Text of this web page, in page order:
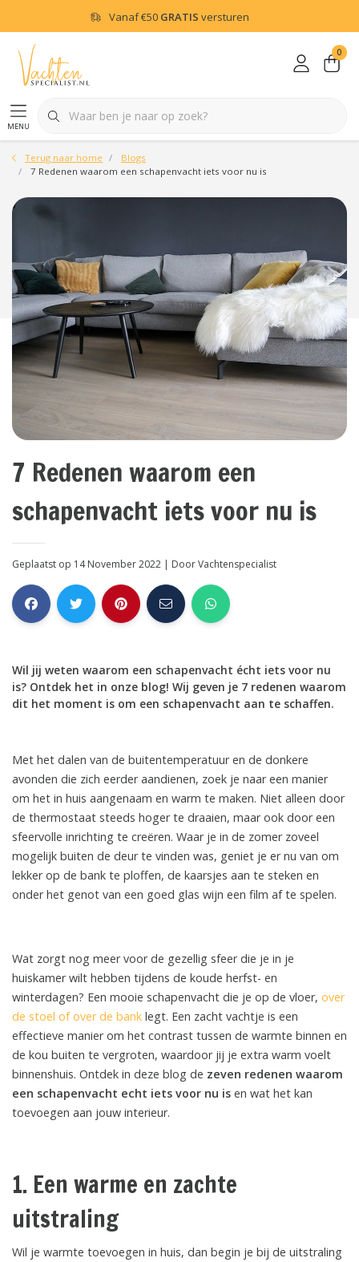
Vanaf€50 GRATIS versturen
menu
0
Terug naar home
Blogs
7 Redenen waarom een schapenvacht iets voor nu is
7 Redenen waarom een
schapenvacht iets voor nu is
Geplaatst op 14 November 2022 | DoorVachtenspecialist
Wil jij weten waarom een schapenvacht écht iets voor nu
is? Ontdek het in onze blog! Wij geven je 7 redenen waarom
dit het moment is om een schapenvacht aan te schaffen.
Met het dalen van de buitentemperatuur en de donkere
avonden die zich eerder aandienen, zoek je naar een manier
om het in huis aangenaam en warm te maken. Niet alleen door
de thermostaat steeds hoger te draaien, maar ook door een
sfeervolle inrichting te creëren. Waar je in de zomer zoveel
mogelijk buiten de deur te vinden was, geniet je er nu van om
lekker op de bank te ploffen, de kaarsjes aan te steken en
onder het genot van een goed glas wijn een film af te spelen.
Wat zorgt nog meer voor de gezellig sfeer die je in je
huiskamer wilt hebben tijdens de koude herfst- en
winterdagen? Een mooie schapenvacht die je op de vloer, over
de stoel of over de bank legt. Een zacht vachtje is een
effectieve manier om het contrast tussen de warmte binnen en
de kou buiten te vergroten, waardoor jij je extra warm voelt
binnenshuis. Ontdek in deze blog de zeven redenen waarom
een schapenvacht echt iets voor nu is en wat het kan
toevoegen aan jouw interieur.
1. Een warme en zachte
uitstraling
Wil je warmte toevoegen in huis, dan begin je bij de uitstraling